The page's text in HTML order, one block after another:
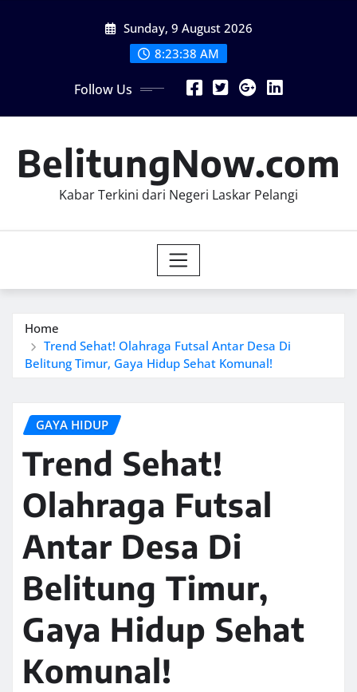
Sunday, 9 August 2026
8:23:39 AM
Follow Us
BelitungNow.com
Kabar Terkini dari Negeri Laskar Pelangi
Home
Trend Sehat! Olahraga Futsal Antar Desa Di
Belitung Timur, Gaya Hidup Sehat Komunal!
GAYA HIDUP
Trend Sehat!
Olahraga Futsal
Antar Desa Di
Belitung Timur,
Gaya Hidup Sehat
Komunal!